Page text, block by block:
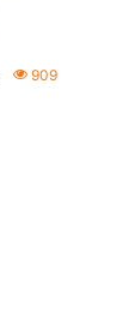
909